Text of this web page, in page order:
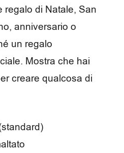
di Natale, San
anniversario o
un regalo
Mostra che hai
creare qualcosa di